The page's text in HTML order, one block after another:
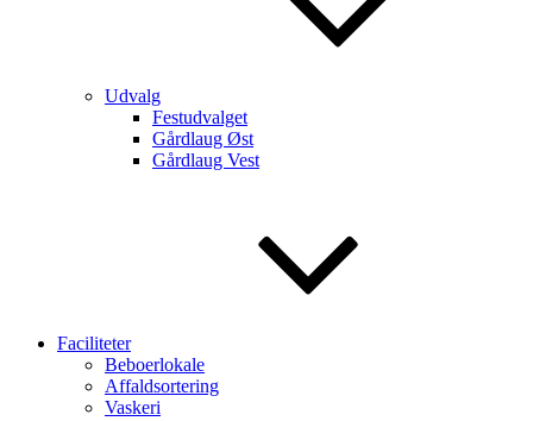
Udvalg
Festudvalget
Gårdlaug Øst
Gårdlaug Vest
Faciliteter
Beboerlokale
Affaldsortering
Vaskeri